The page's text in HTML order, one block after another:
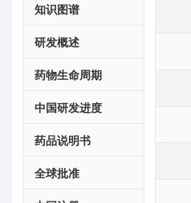
知识图谱
研发概述
药物生命周期
中国研发进度
药品说明书
全球批准